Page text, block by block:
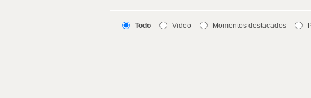
Todo Video Momentos destacados